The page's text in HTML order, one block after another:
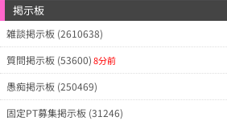
掲示板
雑談掲示板 (2610638)
質問掲示板 (53600)8分前
愚痴掲示板 (250469)
固定PT募集掲示板 (31246)